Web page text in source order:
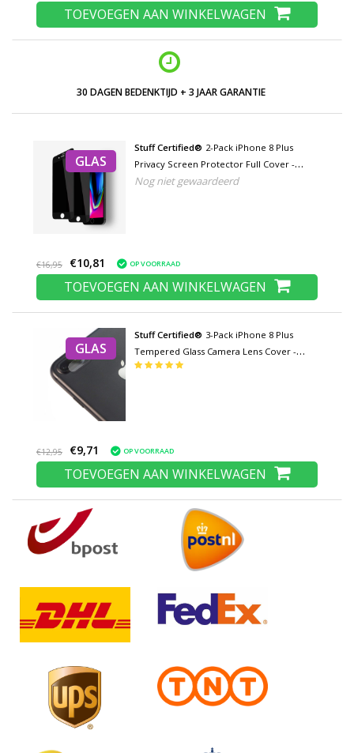
TOEVOEGEN AAN WINKELWAGEN
30 DAGEN BEDENKTIJD + 3 JAAR GARANTIE
GLAS
Stuff Certified® 2-Pack iPhone 8 Plus
Privacy Screen Protector Full Cover -
Tempered Glass Film Gehard Glas Glazen
Nog niet gewaardeerd
€16,95 €10,81 OP VOORRAAD
TOEVOEGEN AAN WINKELWAGEN
GLAS
Stuff Certified® 3-Pack iPhone 8 Plus
Tempered Glass Camera Lens Cover -
Shockproof Case Bescherming
€12,95 €9,71 OP VOORRAAD
TOEVOEGEN AAN WINKELWAGEN